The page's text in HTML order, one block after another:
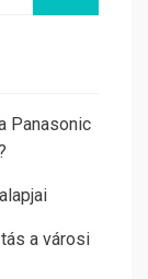
Panasonic
a városi